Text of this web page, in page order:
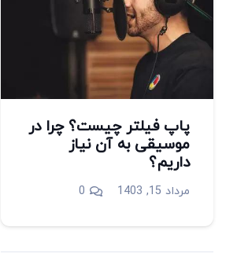
پاپ فیلتر چیست؟ چرا در
موسیقی به آن نیاز
داریم؟
مرداد 15, 1403 0